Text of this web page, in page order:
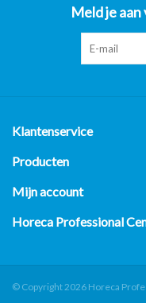
Meld je
Klantenservice
Producten
Mijn account
Horeca Professional
© Copyright 2026 Horeca